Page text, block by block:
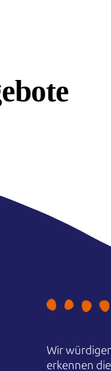
Wir
erkennen